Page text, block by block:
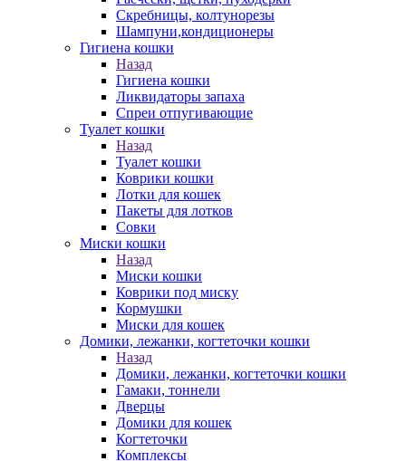
Скребницы, колтунорезы
Шампуни,кондиционеры
Гигиена кошки
Назад
Гигиена кошки
Ликвидаторы запаха
Спреи отпугивающие
Туалет кошки
Назад
Туалет кошки
Коврики кошки
Лотки для кошек
Пакеты для лотков
Совки
Миски кошки
Назад
Миски кошки
Коврики под миску
Кормушки
Миски для кошек
Домики, лежанки, когтеточки кошки
Назад
Домики, лежанки, когтеточки кошки
Гамаки, тоннели
Дверцы
Домики для кошек
Когтеточки
Комплексы